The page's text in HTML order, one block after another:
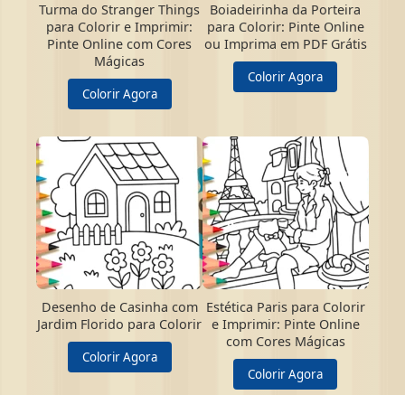
Turma do Stranger Things
para Colorir e Imprimir:
Pinte Online com Cores
Mágicas
Colorir Agora
Boiadeirinha da Porteira
para Colorir: Pinte Online
ou Imprima em PDF Grátis
Colorir Agora
Desenho de Casinha com
Jardim Florido para Colorir
Colorir Agora
Estética Paris para Colorir
e Imprimir: Pinte Online
com Cores Mágicas
Colorir Agora